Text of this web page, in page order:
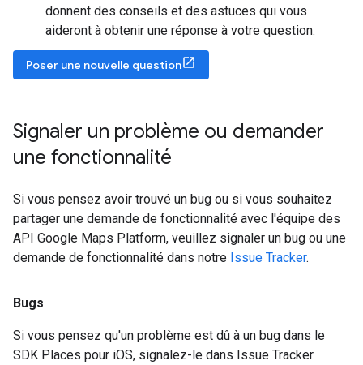
donnent des conseils et des astuces qui vous
aideront à obtenir une réponse à votre question.
Poser une nouvelle question
Signaler un problème ou demander
une fonctionnalité
Si vous pensez avoir trouvé un bug ou si vous souhaitez
partager une demande de fonctionnalité avec l'équipe des
API Google Maps Platform, veuillez signaler un bug ou une
demande de fonctionnalité dans notre Issue Tracker.
Bugs
Si vous pensez qu'un problème est dû à un bug dans le
SDK Places pour iOS, signalez-le dans Issue Tracker.